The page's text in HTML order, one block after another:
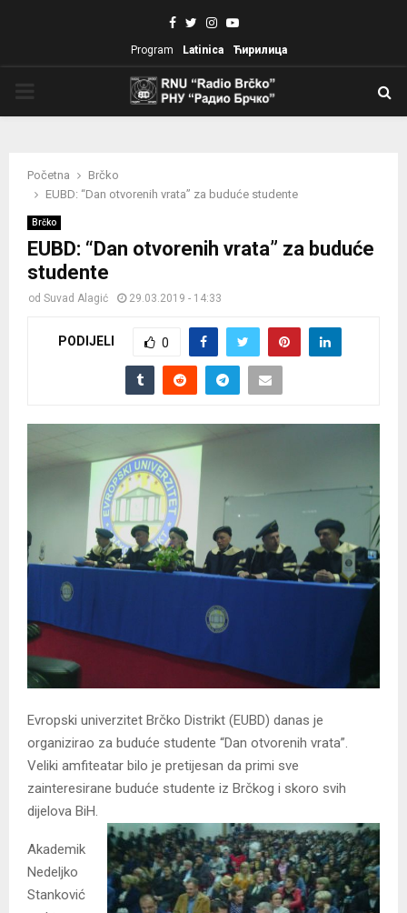
Facebook
TwitterInstagram
Youtube
Program Latinica Ћирилица
Početna
Brčko
EUBD: “Dan otvorenih vrata” za buduće studente
Brčko
EUBD: “Dan otvorenih vrata” za buduće
studente
od Suvad Alagić 29.03.2019 - 14:33
PODIJELI 0
Evropski univerzitet Brčko Distrikt (EUBD) danas je
organizirao za buduće studente “Dan otvorenih vrata”.
Veliki amfiteatar bilo je pretijesan da primi sve
zainteresirane buduće studente iz Brčkog i skoro svih
dijelova BiH.
Akademik
Nedeljko
Stanković